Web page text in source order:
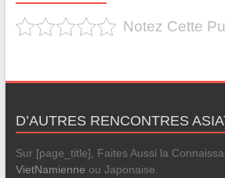
Notez Cette
D’AUTRES RENCONTRES
Sur [page_title], Faites Aussi la
VietNamienne ou Japonaise.